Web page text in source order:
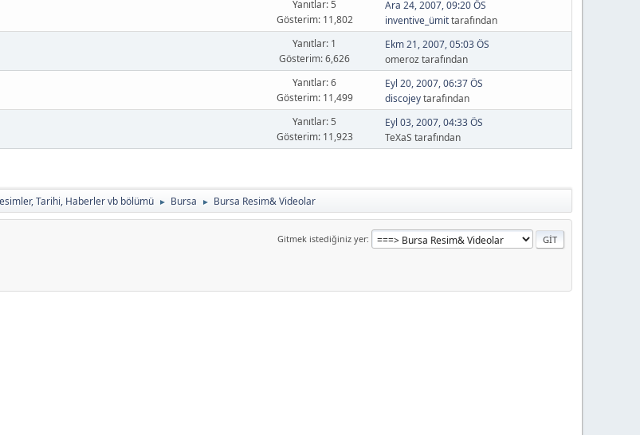
Yanıtlar: 5
Gösterim: 11,802
Ara 24, 2007, 09:20 ÖS
inventive_ümittarafından
Yanıtlar: 1
Gösterim: 6,626
Ekm 21, 2007, 05:03 ÖS
omeroz tarafından
Yanıtlar: 6
Gösterim: 11,499
Eyl 20, 2007, 06:37 ÖS
discojeytarafından
Yanıtlar: 5
Gösterim: 11,923
Eyl 03, 2007, 04:33 ÖS
TeXaS tarafından
Tarihi, Haberler vb bölümü ► Bursa ► Bursa Resim& Videolar
Gitmek istediğiniz yer